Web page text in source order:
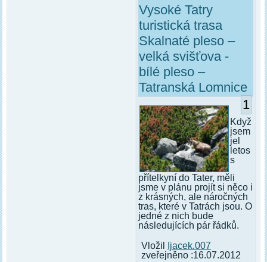
Vysoké Tatry
turistická trasa
Skalnaté pleso –
velká svišťova -
bílé pleso –
Tatranská Lomnice
1
Když
jsem
jel
letos
s
přítelkyní do Tater, měli
jsme v plánu projít si něco i
z krásných, ale náročných
tras, které v Tatrách jsou. O
jedné z nich bude
následujících pár řádků.
Vložil
Ijacek.007
zveřejněno :16.07.2012